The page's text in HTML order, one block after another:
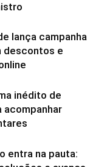
lança campanha
descontos e
inédito de
acompanhar
entra na pauta: